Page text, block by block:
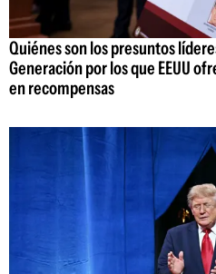
Quiénes son los presuntos
Generación por los que EEUU
en recompensas